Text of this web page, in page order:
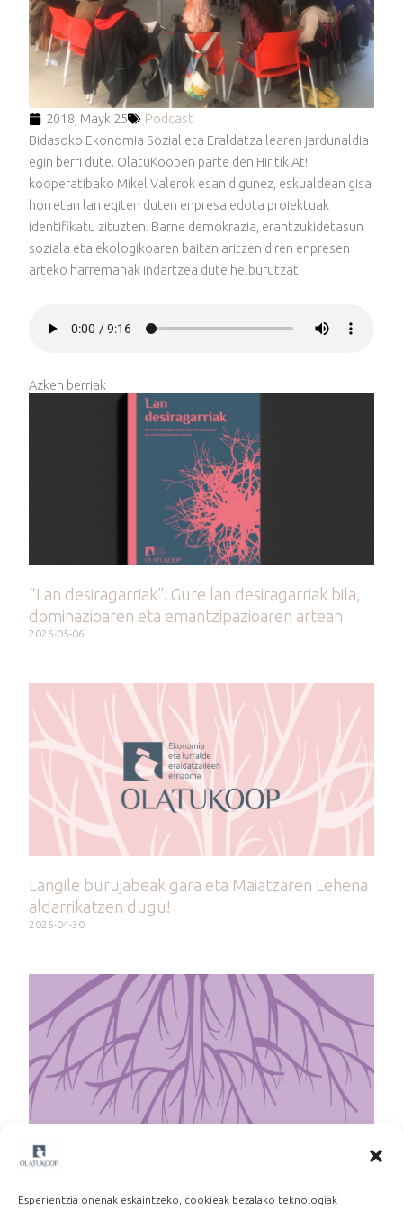
Esperientzia onenak eskaintzeko, cookieak bezalako teknologiak
2018, Mayk 25
Podcast
Bidasoko Ekonomia Sozial eta Eraldatzailearen jardunaldia
egin berri dute. OlatuKoopen parte den Hiritik At!
kooperatibako Mikel Valerok esan digunez, eskualdean gisa
horretan lan egiten duten enpresa edota proiektuak
identifikatu zituzten. Barne demokrazia, erantzukidetasun
soziala eta ekologikoaren baitan aritzen diren enpresen
arteko harremanak indartzea dute helburutzat.
Azken berriak
“Lan desiragarriak”. Gure lan desiragarriak bila,
dominazioaren eta emantzipazioaren artean
2026-05-06
Langile burujabeak gara eta Maiatzaren Lehena
aldarrikatzen dugu!
2026-04-30